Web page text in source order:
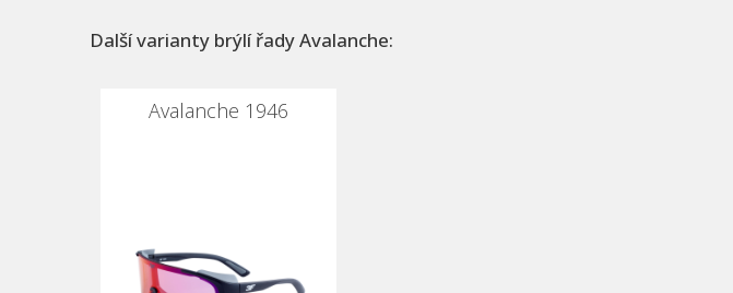
Další varianty brýlí řady Avalanche:
Avalanche 1946